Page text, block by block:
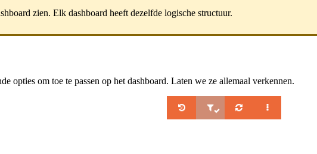
zien. Elk dashboard heeft dezelfde logische structuur.
opties om toe te passen op het dashboard. Laten we ze allemaal verkennen.